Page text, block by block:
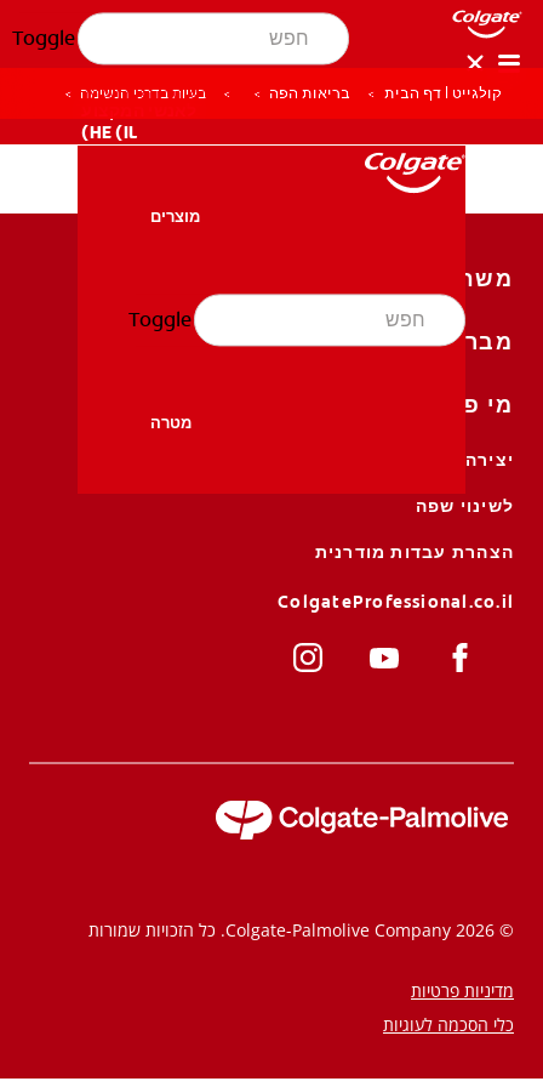
Toggle
HE (IL)
מוצרים
בריאות הפה
מטרה
Toggle
קולגייט | דף הבית בריאות הפה בעיות בדרכי הנשימה
משחות שיניים
מברשות שיניים
מי פה
יצירה קשר
לשינוי שפה
הצהרת עבדות מודרנית
ColgateProfessional.co.il
© 2026 Colgate-Palmolive Company. כל הזכויות שמורות
מדיניות פרטיות
כלי הסכמה לעוגיות